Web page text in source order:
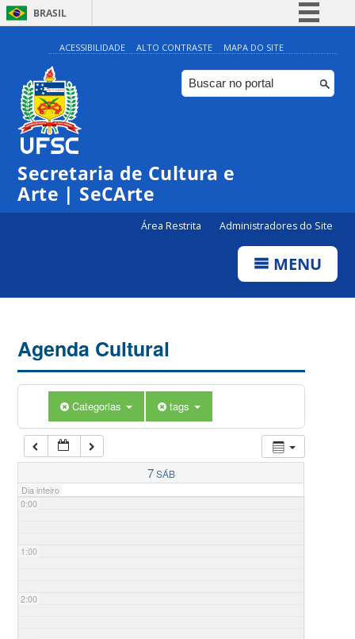
BRASIL
Simplifique!
Comunica BR
Participe
ACESSIBILIDADE ALTO CONTRASTE MAPA DO SITE
Secretaria de Cultura e
Arte | SeCArte
Área Restrita Administradores do Site
MENU
Agenda Cultural
Categorias tags
7SÁB
Dia inteiro
0:00
1:00
2:00